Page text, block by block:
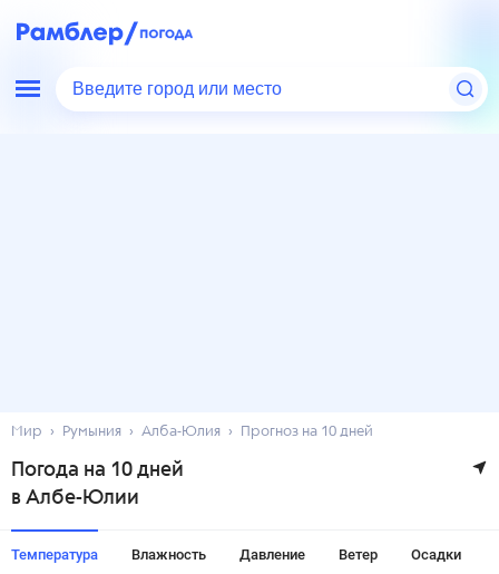
Введите город или место
Мир Румыния Алба-Юлия Прогноз на 10 дней
Погода на 10 дней
в Албе-Юлии
Температура Влажность Давление Ветер Осадки